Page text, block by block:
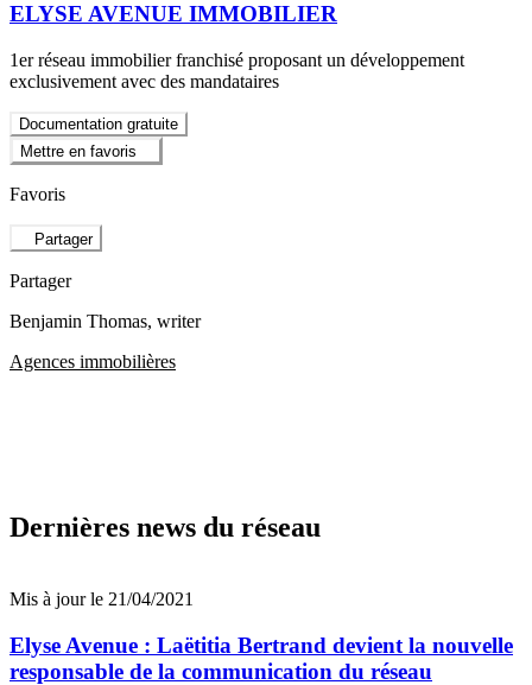
ELYSE AVENUE IMMOBILIER
1er réseau immobilier franchisé proposant un développement
exclusivement avec des mandataires
Documentation gratuite
Mettre en favoris
Favoris
Partager
Partager
Benjamin Thomas, writer
Agences immobilières
Dernières news du réseau
Mis à jour le 21/04/2021
Elyse Avenue : Laëtitia Bertrand devient la nouvelle
responsable de la communication du réseau